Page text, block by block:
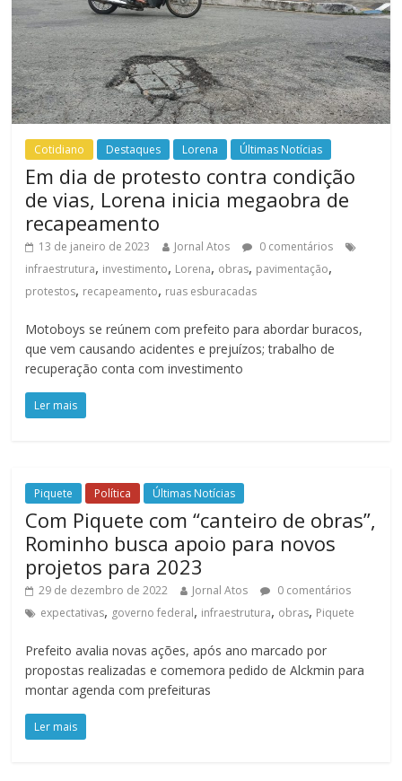
Cotidiano Destaques Lorena Últimas Notícias
Em dia de protesto contra condição
de vias, Lorena inicia megaobra de
recapeamento
13 de janeiro de 2023 Jornal Atos
0 comentários
infraestrutura, investimento, Lorena, obras, pavimentação,
protestos, recapeamento, ruas esburacadas
Motoboys se reúnem com prefeito para abordar buracos,
que vem causando acidentes e prejuízos; trabalho de
recuperação conta com investimento
Ler mais
Piquete Política Últimas Notícias
Com Piquete com “canteiro de obras”,
Rominho busca apoio para novos
projetos para 2023
29 de dezembro de 2022 Jornal Atos
0 comentários
expectativas, governo federal, infraestrutura, obras, Piquete
Prefeito avalia novas ações, após ano marcado por
propostas realizadas e comemora pedido de Alckmin para
montar agenda com prefeituras
Ler mais